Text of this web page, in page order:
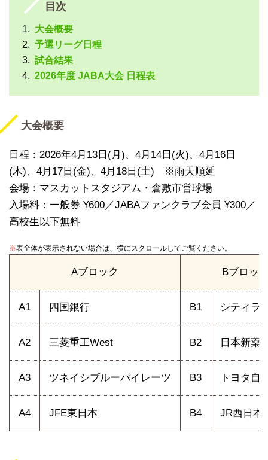
目次
大会概要
予選リーグ日程
試合結果
2026年度 JABA大会 日程表
大会概要
日程：2026年4月13日(月)、4月14日(火)、4月16日
(木)、4月17日(金)、4月18日(土) ※雨天順延
会場：マスカットスタジアム・倉敷市営球場
入場料：一般券 ¥600／JABAファンクラブ会員 ¥300／
高校生以下無料
※表全体が表示されない場合は、横にスクロールしてご覧ください。
Aブロック Bブロッ
A1 四国銀行 B1 シティラ
A2 三菱重工West B2 日本新薬
A3 ツネイシブルーパイレーツ B3 トヨタ自
A4 JFE東日本 B4 JR西日本